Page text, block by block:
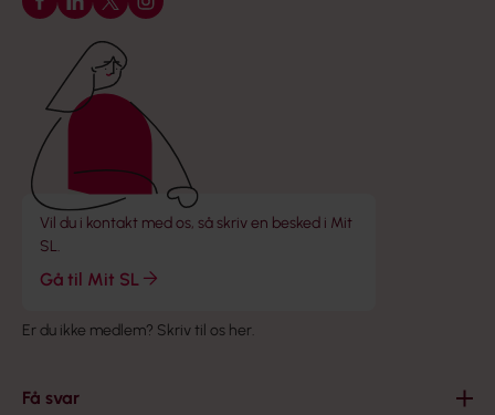
Følg os på Facebook
Følg os på LinkedIn
Følg os på X
Følg os på Instagram
Vil du i kontakt med os, så skriv en besked i Mit
SL.
Gå til Mit SL
Er du ikke medlem? Skriv til os her.
Få svar